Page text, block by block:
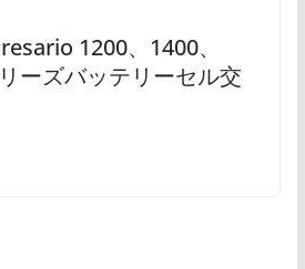
1200、1400、
ーズバッテリーセル交